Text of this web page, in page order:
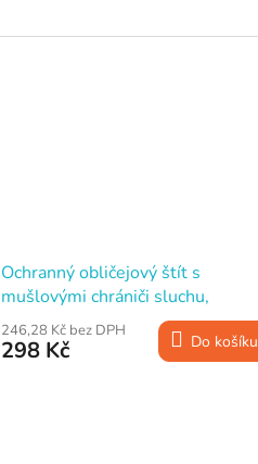
Ochranný obličejový štít s
mušlovými chrániči sluchu,
ocelová mřížka, STREND PRO
246,28 Kč bez DPH
298 Kč Do košíku